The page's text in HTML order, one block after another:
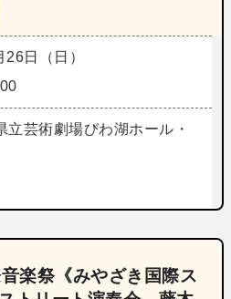
日（日）
立芸術劇場びわ湖ホール・
楽祭《みやざき国際ス